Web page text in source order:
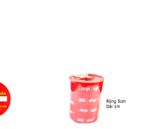
chọn
có
thể
được
chọn